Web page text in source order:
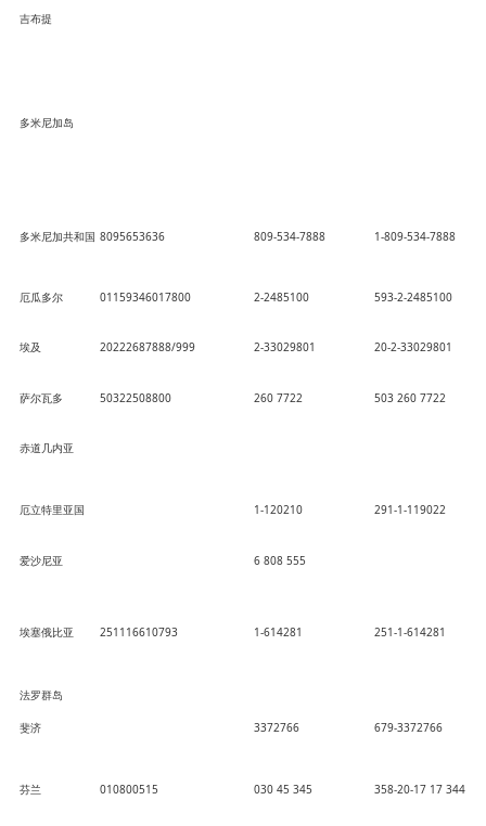
吉布提
多米尼加岛
多米尼加共和国 8095653636 809-534-7888 1-809-534-7888
厄瓜多尔 01159346017800 2-2485100 593-2-2485100
埃及 20222687888/999 2-33029801 20-2-33029801
萨尔瓦多 50322508800 260 7722 503 260 7722
赤道几内亚
厄立特里亚国 1-120210 291-1-119022
爱沙尼亚 6 808 555
埃塞俄比亚 251116610793 1-614281 251-1-614281
法罗群岛
斐济 3372766 679-3372766
芬兰 010800515 030 45 345 358-20-17 17 344